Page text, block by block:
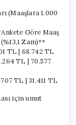
(Maaşlara 1.000
Göre Maaş
Zam)**
TL | 68.742 TL
TL | 70.577
TL | 31.411 TL
için umut